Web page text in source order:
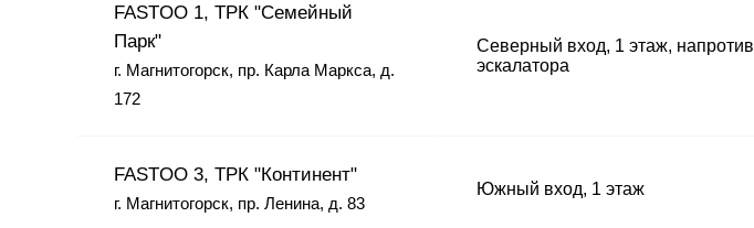
FASTOO 1, ТРК "Семейный
Парк"
г. Магнитогорск, пр. Карла Маркса, д.
172
Северный вход, 1 этаж, напротив
эскалатора
FASTOO 3, ТРК "Континент"
г. Магнитогорск, пр. Ленина, д. 83
Южный вход, 1 этаж